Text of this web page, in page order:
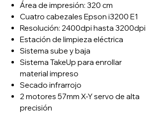
Área de impresión: 320 cm
Cuatro cabezales Epson i3200 E1
Resolución: 2400dpi hasta 3200dpi
Estación de limpieza eléctrica
Sistema sube y baja
Sistema TakeUp para enrollar
material impreso
Secado infrarrojo
2 motores 57mm X-Y servo de alta
precisión